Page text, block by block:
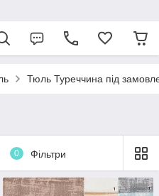
Тюль Туреччина під
0 Фільтри